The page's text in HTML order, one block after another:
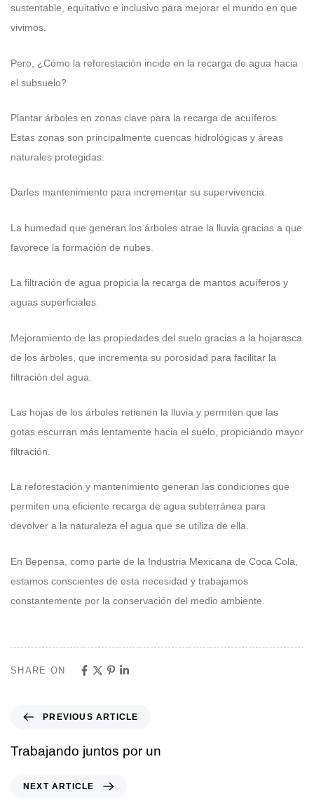
sustentable, equitativo e inclusivo para mejorar el mundo en que
vivimos.
Pero, ¿Cómo la reforestación incide en la recarga de agua hacia
el subsuelo?
Plantar árboles en zonas clave para la recarga de acuíferos.
Estas zonas son principalmente cuencas hidrológicas y áreas
naturales protegidas.
Darles mantenimiento para incrementar su supervivencia.
La humedad que generan los árboles atrae la lluvia gracias a que
favorece la formación de nubes.
La filtración de agua propicia la recarga de mantos acuíferos y
aguas superficiales.
Mejoramiento de las propiedades del suelo gracias a la hojarasca
de los árboles, que incrementa su porosidad para facilitar la
filtración del agua.
Las hojas de los árboles retienen la lluvia y permiten que las
gotas escurran más lentamente hacia el suelo, propiciando mayor
filtración.
La reforestación y mantenimiento generan las condiciones que
permiten una eficiente recarga de agua subterránea para
devolver a la naturaleza el agua que se utiliza de ella.
En Bepensa, como parte de la Industria Mexicana de Coca Cola,
estamos conscientes de esta necesidad y trabajamos
constantemente por la conservación del medio ambiente.
SHARE ON
PREVIOUS ARTICLE
Trabajando juntos por un
NEXT ARTICLE